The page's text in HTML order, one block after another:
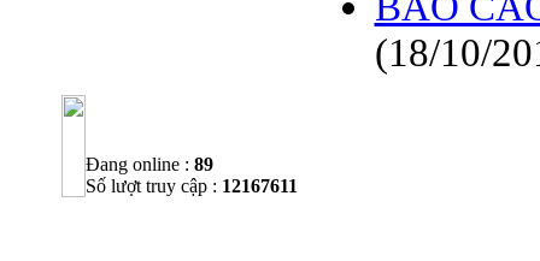
(18/10/
Đang online : 89
Số lượt truy cập : 12167611